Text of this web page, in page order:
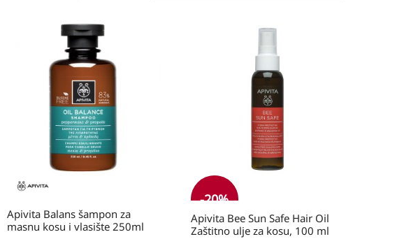
Apivita Balans šampon za
masnu kosu i vlasište 250ml
-20%
Apivita Bee Sun Safe Hair Oil
Zaštitno ulje za kosu, 100 ml